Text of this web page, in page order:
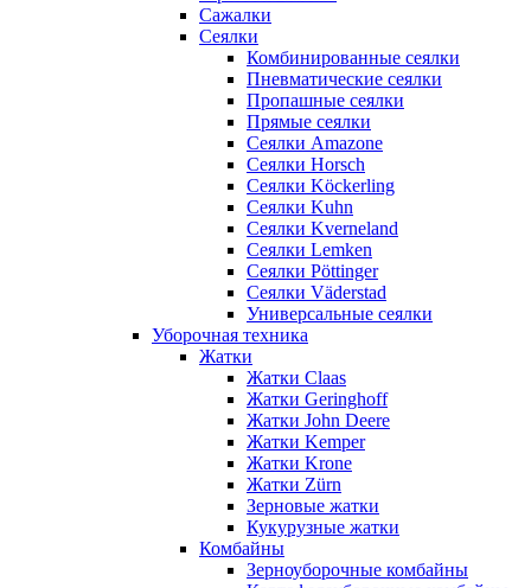
Сажалки
Сеялки
Комбинированные сеялки
Пневматические сеялки
Пропашные сеялки
Прямые сеялки
Сеялки Amazone
Сеялки Horsch
Сеялки Köckerling
Сеялки Kuhn
Сеялки Kverneland
Сеялки Lemken
Сеялки Pöttinger
Сеялки Väderstad
Универсальные сеялки
Уборочная техника
Жатки
Жатки Claas
Жатки Geringhoff
Жатки John Deere
Жатки Kemper
Жатки Krone
Жатки Zürn
Зерновые жатки
Кукурузные жатки
Комбайны
Зерноуборочные комбайны